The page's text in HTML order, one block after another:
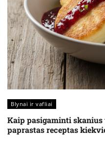
Blynai ir vafliai
Kaip pasigaminti
paprastas receptas